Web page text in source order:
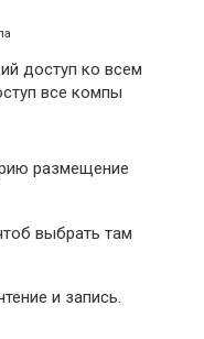
доступ ко всем
все компы
размещение
выбрать там
и запись.